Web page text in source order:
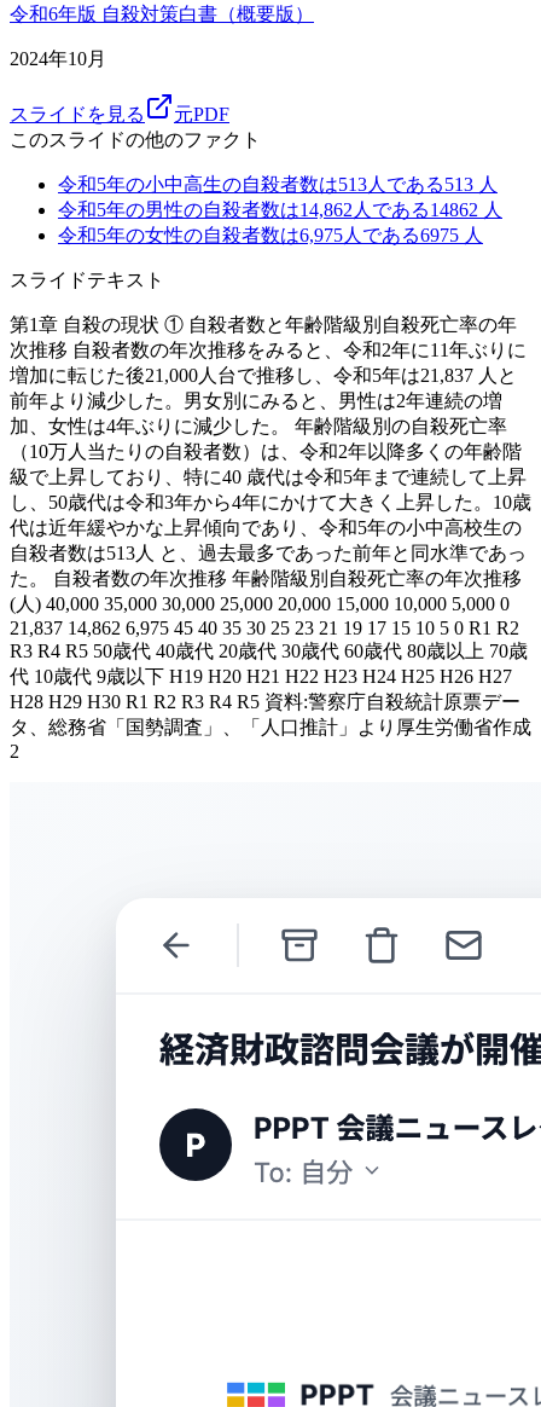
令和6年版 自殺対策白書（概要版）
2024年10月
スライドを見る
元PDF
このスライドの他のファクト
令和5年の小中高生の自殺者数は513人である513 人
令和5年の男性の自殺者数は14,862人である14862 人
令和5年の女性の自殺者数は6,975人である6975 人
スライドテキスト
第1章 自殺の現状 ① 自殺者数と年齢階級別自殺死亡率の年
次推移 自殺者数の年次推移をみると、令和2年に11年ぶりに
増加に転じた後21,000人台で推移し、令和5年は21,837 人と
前年より減少した。男女別にみると、男性は2年連続の増
加、女性は4年ぶりに減少した。 年齢階級別の自殺死亡率
（10万人当たりの自殺者数）は、令和2年以降多くの年齢階
級で上昇しており、特に40 歳代は令和5年まで連続して上昇
し、50歳代は令和3年から4年にかけて大きく上昇した。10歳
代は近年緩やかな上昇傾向であり、令和5年の小中高校生の
自殺者数は513人 と、過去最多であった前年と同水準であっ
た。 自殺者数の年次推移 年齢階級別自殺死亡率の年次推移
(人) 40,000 35,000 30,000 25,000 20,000 15,000 10,000 5,000 0
21,837 14,862 6,975 45 40 35 30 25 23 21 19 17 15 10 5 0 R1 R2
R3 R4 R5 50歳代 40歳代 20歳代 30歳代 60歳代 80歳以上 70歳
代 10歳代 9歳以下 H19 H20 H21 H22 H23 H24 H25 H26 H27
H28 H29 H30 R1 R2 R3 R4 R5 資料:警察庁自殺統計原票デー
タ、総務省「国勢調査」、「人口推計」より厚生労働省作成
2